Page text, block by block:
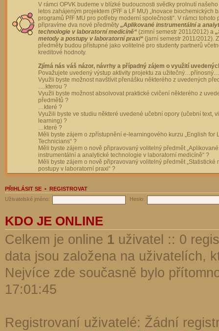
V rámci OPVK budeme v blízké budoucnosti svědky prolnutí
letos zahájeným projektem (PřF a LF MU) „Inovace biochemických
programů PřF MU pro potřeby moderní společnosti“. V rámci tohoto
připravíme dva nové předměty „Aplikované instrumentální a
technologie v laboratorní medicíně“ (zimní semestr 2011/2012) a
metody a postupy v laboratorní praxi“ (jarní semestr 2011/2012).
předměty budou přístupné jako volitelné pro studenty partnerů
kreditové hodnoty.
Zjímá nás váš názor, návrhy a případný zájem o využití
Považujete uvedený výstup aktivity projektu za
Využli byste možnost navštívit přenášku některého z uvedených
….kterou ?
Využli byste možnost absolvovat praktické cvičení některého z
předmětů ?
…které ?
Využili byste ve studiu některé uvedené učební opory (učební text,
learning) ?
…které ?
Měli byste zájem o zpřístupnění e-learningového kurzu „English for
Technicians“ ?
Měli byste zájem o nově připravovaný volitelný předmět „Aplikované
instrumentální a analytické technologie v laboratorní medicíně“ ?
Měli byste zájem o nově připravovaný volitelný předmět „Statistické
postupy v laboratorní praxi“ ?
PŘIHLÁSIT SE • REGISTROVAT
Uživatelské jméno:
Heslo:
KDO JE ONLINE
Celkem je online 1 uživatel :: 0
data jsou založena na uživatelích,
Nejvíce zde současně bylo
17:01:45
Registrovaní uživatelé: Žádní